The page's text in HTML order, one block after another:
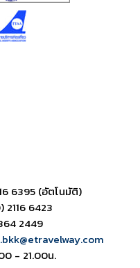
6395 (อัตโนมัติ)
2116 6423
2449
- 21.00น.